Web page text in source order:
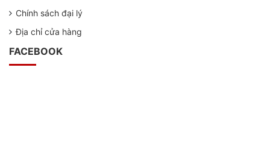
Chính sách đại lý
Địa chỉ cửa hàng
FACEBOOK